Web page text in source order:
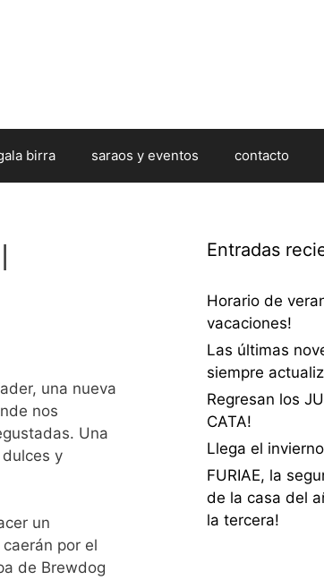
birra saraos y eventos contacto
una nueva
nos
Una
y
un
por el
de Brewdog
Entradas
Horario de
vacaciones!
Las últimas
siempre
Regresan los
CATA!
Llega el
FURIAE, la
de la casa del
la tercera!